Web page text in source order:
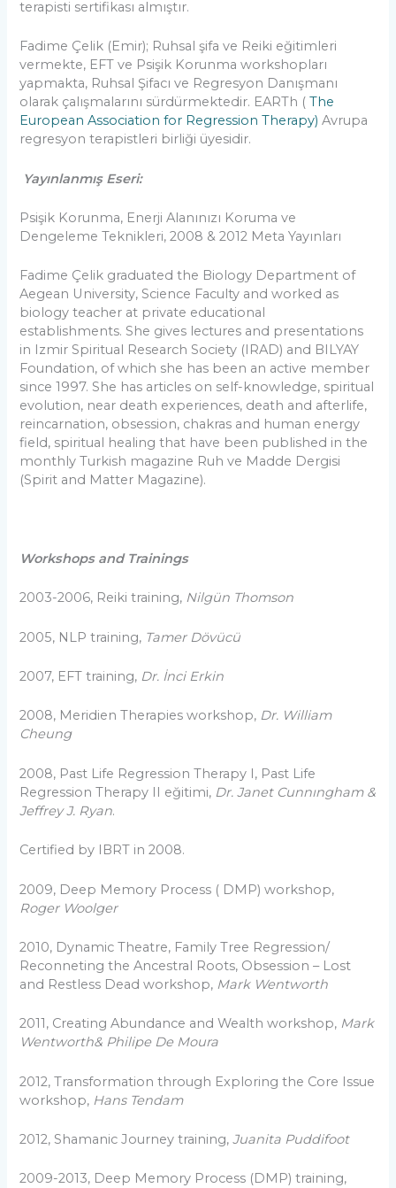
terapisti sertifikası almıştır.
Fadime Çelik (Emir); Ruhsal şifa ve Reiki eğitimleri
vermekte, EFT ve Psişik Korunma workshopları
yapmakta, Ruhsal Şifacı ve Regresyon Danışmanı
olarak çalışmalarını sürdürmektedir. EARTh ( The
European Association for Regression Therapy)Avrupa
regresyon terapistleri birliği üyesidir.
Yayınlanmış Eseri:
Psişik Korunma, Enerji Alanınızı Koruma ve
Dengeleme Teknikleri, 2008 & 2012 Meta Yayınları
Fadime Çelik graduated the Biology Department of
Aegean University, Science Faculty and worked as
biology teacher at private educational
establishments. She gives lectures and presentations
in Izmir Spiritual Research Society (IRAD) and BILYAY
Foundation, of which she has been an active member
since 1997. She has articles on self-knowledge, spiritual
evolution, near death experiences, death and afterlife,
reincarnation, obsession, chakras and human energy
field, spiritual healing that have been published in the
monthly Turkish magazine Ruh ve Madde Dergisi
(Spirit and Matter Magazine).
Workshops and Trainings
2003-2006, Reiki training, Nilgün Thomson
2005, NLP training, Tamer Dövücü
2007, EFT training, Dr. İnci Erkin
2008, Meridien Therapies workshop, Dr. William
Cheung
2008, Past Life Regression Therapy I, Past Life
Regression Therapy II eğitimi, Dr. Janet Cunnıngham &
Jeffrey J. Ryan.
Certified by IBRT in 2008.
2009, Deep Memory Process ( DMP) workshop,
Roger Woolger
2010, Dynamic Theatre, Family Tree Regression/
Reconneting the Ancestral Roots, Obsession – Lost
and Restless Dead workshop, Mark Wentworth
2011, Creating Abundance and Wealth workshop, Mark
Wentworth& Philipe De Moura
2012, Transformation through Exploring the Core Issue
workshop, Hans Tendam
2012, Shamanic Journey training,Juanita Puddifoot
2009-2013, Deep Memory Process (DMP) training,